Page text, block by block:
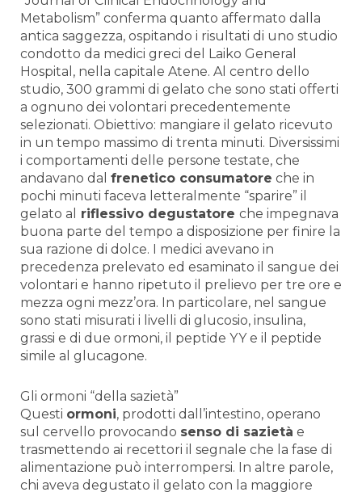
Metabolism” conferma quanto affermato dalla
antica saggezza, ospitando i risultati di uno studio
condotto da medici greci del Laiko General
Hospital, nella capitale Atene. Al centro dello
studio, 300 grammi di gelato che sono stati offerti
a ognuno dei volontari precedentemente
selezionati. Obiettivo: mangiare il gelato ricevuto
in un tempo massimo di trenta minuti. Diversissimi
i comportamenti delle persone testate, che
andavano dal frenetico consumatore che in
pochi minuti faceva letteralmente “sparire” il
gelato al
riflessivo degustatore che impegnava
buona parte del tempo a disposizione per finire la
sua razione di dolce. I medici avevano in
precedenza prelevato ed esaminato il sangue dei
volontari e hanno ripetuto il prelievo per tre ore e
mezza ogni mezz’ora. In particolare, nel sangue
sono stati misurati i livelli di glucosio, insulina,
grassi e di due ormoni, il peptide YY e il peptide
simile al glucagone.
Gli ormoni “della sazietà”
Questi ormoni, prodotti dall’intestino, operano
sul cervello provocando senso di sazietà e
trasmettendo ai recettori il segnale che la fase di
alimentazione può interrompersi. In altre parole,
chi aveva degustato il gelato con la maggiore